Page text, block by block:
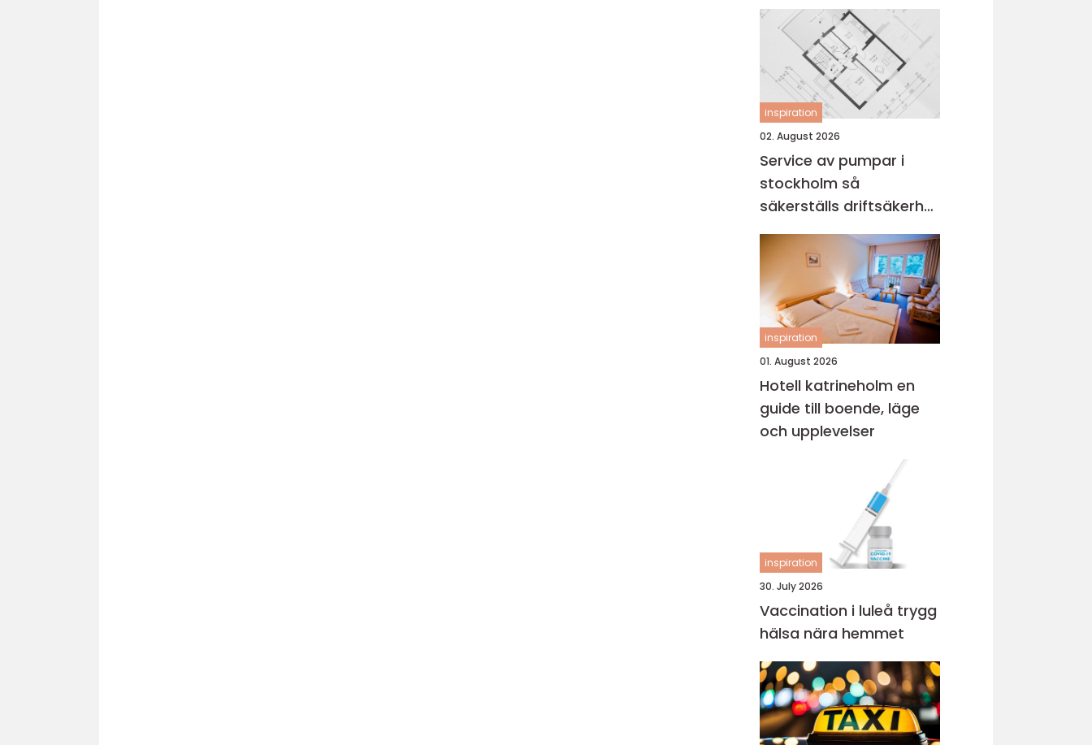
inspiration
02. August 2026
Service av pumpar i
stockholm så
säkerställs driftsäkerhet
och ekonomi
inspiration
01. August 2026
Hotell katrineholm en
guide till boende, läge
och upplevelser
inspiration
30. July 2026
Vaccination i luleå trygg
hälsa nära hemmet